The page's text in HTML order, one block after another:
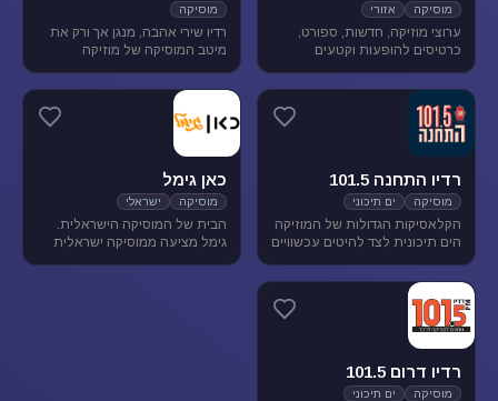
מוסיקה אזורי
ערוצי מוזיקה, חדשות, ספורט,
כרטיסים להופעות וקטעים
מוסיקה
רדיו שירי אהבה, מנגן אך ורק את
מיטב המוסיקה של מוזיקה
והלהקות הטובות של שנות ה-80-
רדיו התחנה 101.5
מוסיקה ים תיכוני
הקלאסיקות הגדולות של המוזיקה
הים תיכונית לצד להיטים עכשוויים
בתדר 101.5 באיזור הצפון.
כאן גימל
מוסיקה ישראלי
הבית של המוסיקה הישראלית.
גימל מציעה ממוסיקה ישראלית
רדיו דרום 101.5
מוסיקה ים תיכוני